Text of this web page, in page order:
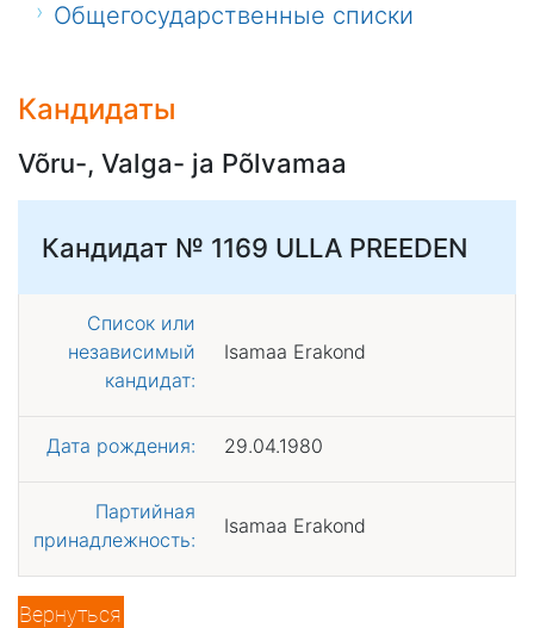
Общегосударственные списки
Кандидаты
Võru-, Valga- ja Põlvamaa
Кандидат № 1169 ULLA PREEDEN
Список или
независимый
кандидат:
Isamaa Erakond
Дата рождения: 29.04.1980
Партийная
принадлежность:
Isamaa Erakond
Вернуться